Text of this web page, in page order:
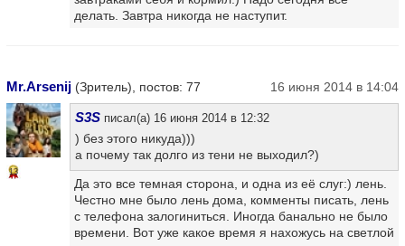
делать. Завтра никогда не наступит.
Mr.Arsenij (Зритель), постов: 77 16 июня 2014 в 14:04
13
S3S писал(а) 16 июня 2014 в 12:32
) без этого никуда)))
а почему так долго из тени не выходил?)
Да это все темная сторона, и одна из её слуг:) лень.
Честно мне было лень дома, комменты писать, лень
с телефона залогиниться. Иногда банально не было
времени. Вот уже какое время я нахожусь на светлой